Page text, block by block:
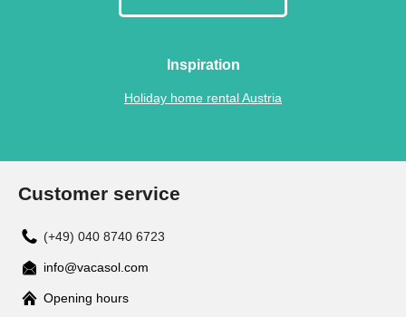
Inspiration
Holiday home rental Austria
Customer service
(+49) 040 8740 6723
info@vacasol.com
Opening hours